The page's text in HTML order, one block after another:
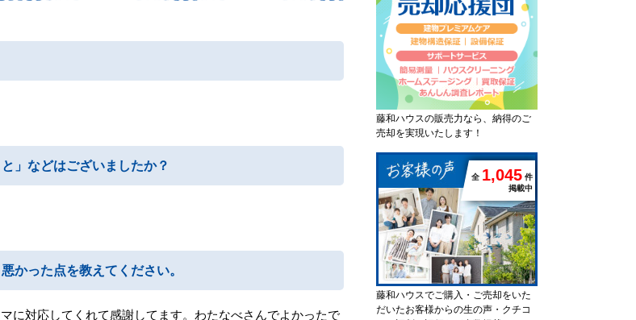
」などはございましたか？
かった点を教えてください。
に対応してくれて感謝してます。わたなべさんでよかったで
藤和ハウスの販売力なら、納得のご
売却を実現いたします！
全 1,045 件
掲載中
藤和ハウスでご購入・ご売却をいた
だいたお客様からの生の声・クチコ